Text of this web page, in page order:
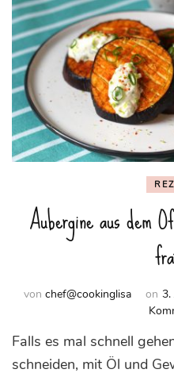
Aubergine aus dem
von chef@cookinglisa on 3.
Falls es mal schnell
schneiden, mit Öl und